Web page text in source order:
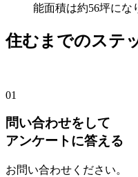
能面積は約56坪にな
住むまでのステ
01
問い合わせをして
アンケートに答える
お問い合わせください。